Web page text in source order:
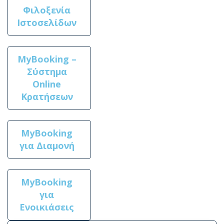
Φιλοξενία
Ιστοσελίδων
MyBooking –
Σύστημα
Online
Κρατήσεων
MyBooking
για Διαμονή
MyBooking
για
Ενοικιάσεις